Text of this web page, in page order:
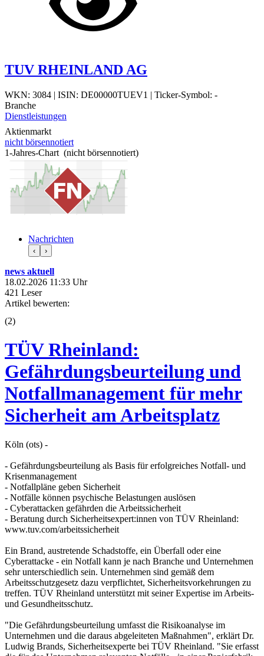
TUV RHEINLAND AG
WKN: 3084 | ISIN: DE00000TUEV1 | Ticker-Symbol: -
Branche
Dienstleistungen
Aktienmarkt
nicht börsennotiert
1-Jahres-Chart (nicht börsennotiert)
Nachrichten
‹ ›
news aktuell
18.02.2026 11:33 Uhr
421 Leser
Artikel bewerten:
(2)
TÜV Rheinland:
Gefährdungsbeurteilung und
Notfallmanagement für mehr
Sicherheit am Arbeitsplatz
Köln (ots) -
- Gefährdungsbeurteilung als Basis für erfolgreiches Notfall- und
Krisenmanagement
- Notfallpläne geben Sicherheit
- Notfälle können psychische Belastungen auslösen
- Cyberattacken gefährden die Arbeitssicherheit
- Beratung durch Sicherheitsexpert:innen von TÜV Rheinland:
www.tuv.com/arbeitssicherheit
Ein Brand, austretende Schadstoffe, ein Überfall oder eine
Cyberattacke - ein Notfall kann je nach Branche und Unternehmen
sehr unterschiedlich sein. Unternehmen sind gemäß dem
Arbeitsschutzgesetz dazu verpflichtet, Sicherheitsvorkehrungen zu
treffen. TÜV Rheinland unterstützt mit seiner Expertise im Arbeits-
und Gesundheitsschutz.
"Die Gefährdungsbeurteilung umfasst die Risikoanalyse im
Unternehmen und die daraus abgeleiteten Maßnahmen", erklärt Dr.
Ludwig Brands, Sicherheitsexperte bei TÜV Rheinland. "Sie erfasst